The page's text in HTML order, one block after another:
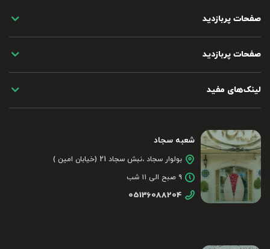
صفحات پربازدید
صفحات پربازدید
لینک‌های مفید
شعبه سجاد
بولوار سجاد ،نبش سجاد 21 (خیابان امین )
۹ صبح الی ۱۱ شب
05136088204